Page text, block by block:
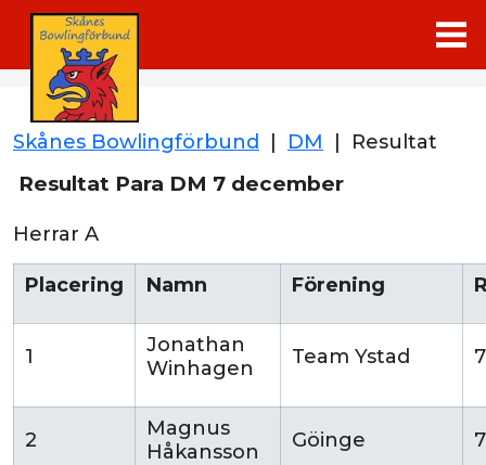
Skånes Bowlingförbund DM Resultat
Resultat Para DM 7 december
Herrar A
Placering Namn Förening
1
Jonathan
Winhagen
Team Ystad
2
Magnus
Håkansson
Göinge